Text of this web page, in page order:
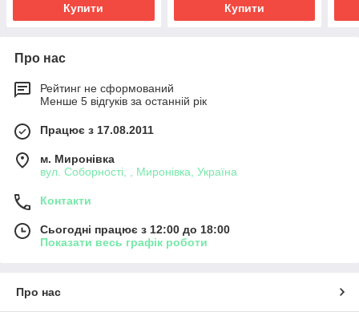
Купити Купити
Про нас
Рейтинг не сформований
Менше 5 відгуків за останній рік
Працює з 17.08.2011
м. Миронівка
вул. Соборності, , Миронівка, Україна
Контакти
Сьогодні працює з 12:00 до 18:00
Показати весь графік роботи
Про нас